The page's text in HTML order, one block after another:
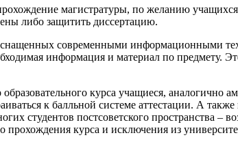
магистратуры, по желанию
либо защитить диссертацию.
современными информационными
информация и материал по предмету.
курса учащиеся, аналогично
к балльной системе аттестации. А
студентов постсоветского пространства
прохождения курса и исключения из